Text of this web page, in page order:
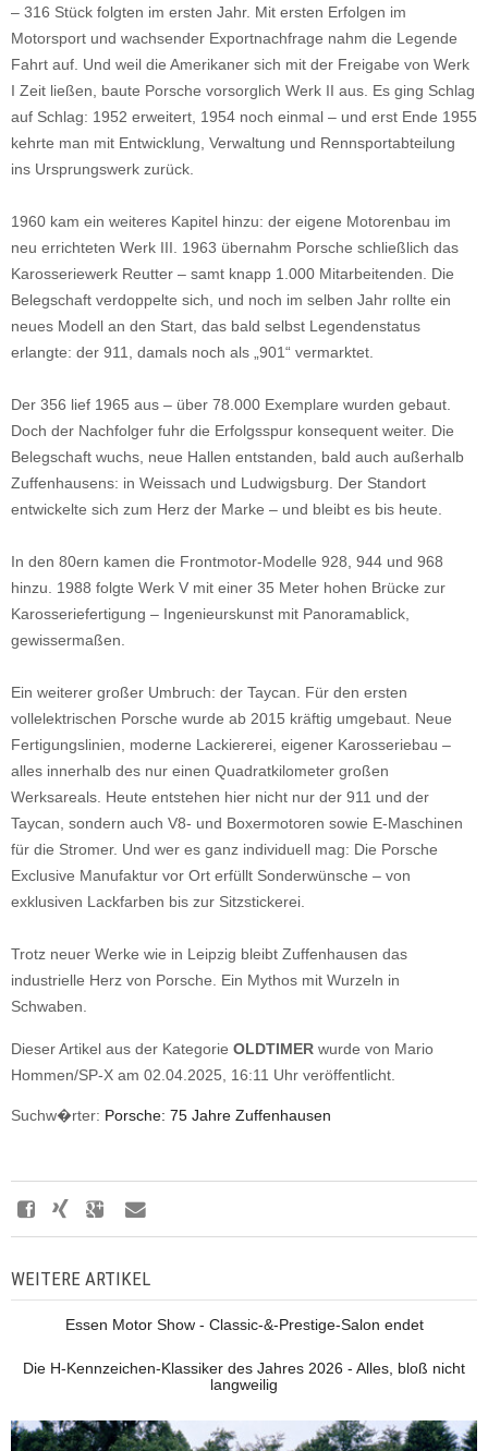
– 316 Stück folgten im ersten Jahr. Mit ersten Erfolgen im
Motorsport und wachsender Exportnachfrage nahm die Legende
Fahrt auf. Und weil die Amerikaner sich mit der Freigabe von Werk
I Zeit ließen, baute Porsche vorsorglich Werk II aus. Es ging Schlag
auf Schlag: 1952 erweitert, 1954 noch einmal – und erst Ende 1955
kehrte man mit Entwicklung, Verwaltung und Rennsportabteilung
ins Ursprungswerk zurück.
1960 kam ein weiteres Kapitel hinzu: der eigene Motorenbau im
neu errichteten Werk III. 1963 übernahm Porsche schließlich das
Karosseriewerk Reutter – samt knapp 1.000 Mitarbeitenden. Die
Belegschaft verdoppelte sich, und noch im selben Jahr rollte ein
neues Modell an den Start, das bald selbst Legendenstatus
erlangte: der 911, damals noch als „901“ vermarktet.
Der 356 lief 1965 aus – über 78.000 Exemplare wurden gebaut.
Doch der Nachfolger fuhr die Erfolgsspur konsequent weiter. Die
Belegschaft wuchs, neue Hallen entstanden, bald auch außerhalb
Zuffenhausens: in Weissach und Ludwigsburg. Der Standort
entwickelte sich zum Herz der Marke – und bleibt es bis heute.
In den 80ern kamen die Frontmotor-Modelle 928, 944 und 968
hinzu. 1988 folgte Werk V mit einer 35 Meter hohen Brücke zur
Karosseriefertigung – Ingenieurskunst mit Panoramablick,
gewissermaßen.
Ein weiterer großer Umbruch: der Taycan. Für den ersten
vollelektrischen Porsche wurde ab 2015 kräftig umgebaut. Neue
Fertigungslinien, moderne Lackiererei, eigener Karosseriebau –
alles innerhalb des nur einen Quadratkilometer großen
Werksareals. Heute entstehen hier nicht nur der 911 und der
Taycan, sondern auch V8- und Boxermotoren sowie E-Maschinen
für die Stromer. Und wer es ganz individuell mag: Die Porsche
Exclusive Manufaktur vor Ort erfüllt Sonderwünsche – von
exklusiven Lackfarben bis zur Sitzstickerei.
Trotz neuer Werke wie in Leipzig bleibt Zuffenhausen das
industrielle Herz von Porsche. Ein Mythos mit Wurzeln in
Schwaben.
Dieser Artikel aus der Kategorie OLDTIMER wurde von Mario
Hommen/SP-X am 02.04.2025, 16:11 Uhr veröffentlicht.
Suchw�rter: Porsche: 75 Jahre Zuffenhausen
WEITERE ARTIKEL
Essen Motor Show - Classic-&-Prestige-Salon endet
Die H-Kennzeichen-Klassiker des Jahres 2026 - Alles, bloß nicht
langweilig